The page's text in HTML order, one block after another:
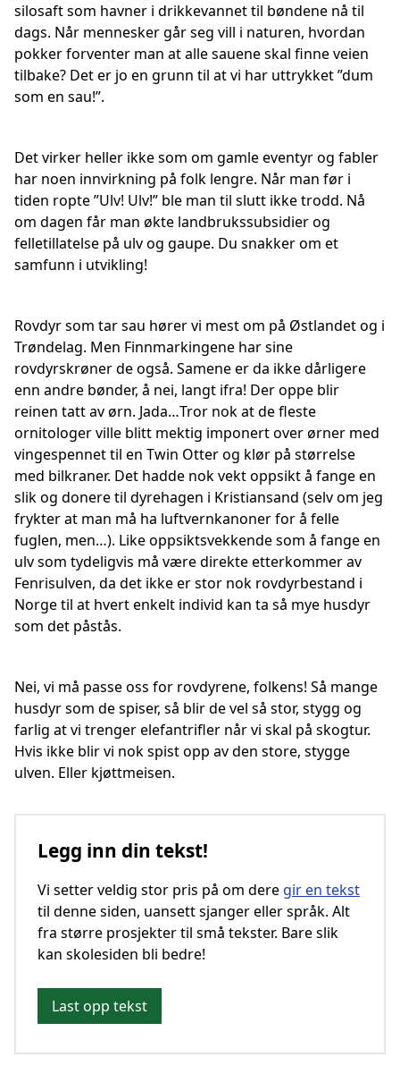
silosaft som havner i drikkevannet til bøndene nå til
dags. Når mennesker går seg vill i naturen, hvordan
pokker forventer man at alle sauene skal finne veien
tilbake? Det er jo en grunn til at vi har uttrykket ”dum
som en sau!”.
Det virker heller ikke som om gamle eventyr og fabler
har noen innvirkning på folk lengre. Når man før i
tiden ropte ”Ulv! Ulv!” ble man til slutt ikke trodd. Nå
om dagen får man økte landbrukssubsidier og
felletillatelse på ulv og gaupe. Du snakker om et
samfunn i utvikling!
Rovdyr som tar sau hører vi mest om på Østlandet og i
Trøndelag. Men Finnmarkingene har sine
rovdyrskrøner de også. Samene er da ikke dårligere
enn andre bønder, å nei, langt ifra! Der oppe blir
reinen tatt av ørn. Jada…Tror nok at de fleste
ornitologer ville blitt mektig imponert over ørner med
vingespennet til en Twin Otter og klør på størrelse
med bilkraner. Det hadde nok vekt oppsikt å fange en
slik og donere til dyrehagen i Kristiansand (selv om jeg
frykter at man må ha luftvernkanoner for å felle
fuglen, men…). Like oppsiktsvekkende som å fange en
ulv som tydeligvis må være direkte etterkommer av
Fenrisulven, da det ikke er stor nok rovdyrbestand i
Norge til at hvert enkelt individ kan ta så mye husdyr
som det påstås.
Nei, vi må passe oss for rovdyrene, folkens! Så mange
husdyr som de spiser, så blir de vel så stor, stygg og
farlig at vi trenger elefantrifler når vi skal på skogtur.
Hvis ikke blir vi nok spist opp av den store, stygge
ulven. Eller kjøttmeisen.
Legg inn din tekst!
Vi setter veldig stor pris på om dere gir en tekst
til denne siden, uansett sjanger eller språk. Alt
fra større prosjekter til små tekster. Bare slik
kan skolesiden bli bedre!
Last opp tekst